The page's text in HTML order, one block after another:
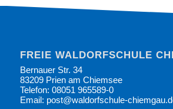
FREIE WALDORFSCHULE
Bernauer Str. 34
83209 Prien am Chiemsee
Telefon: 08051 965589-0
Email: post@waldorfschule-